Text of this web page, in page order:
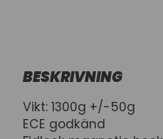
BESKRIVNING
Vikt: 1300g +/-50g
ECE godkänd